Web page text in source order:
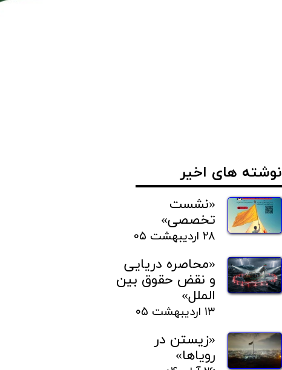
نوشته های اخیر
«نشست
تخصصی»
۲۸ اردیبهشت ۰۵
«محاصره دریایی
و نقض حقوق بین
الملل»
۱۳ اردیبهشت ۰۵
«زیستن در
رویاها»